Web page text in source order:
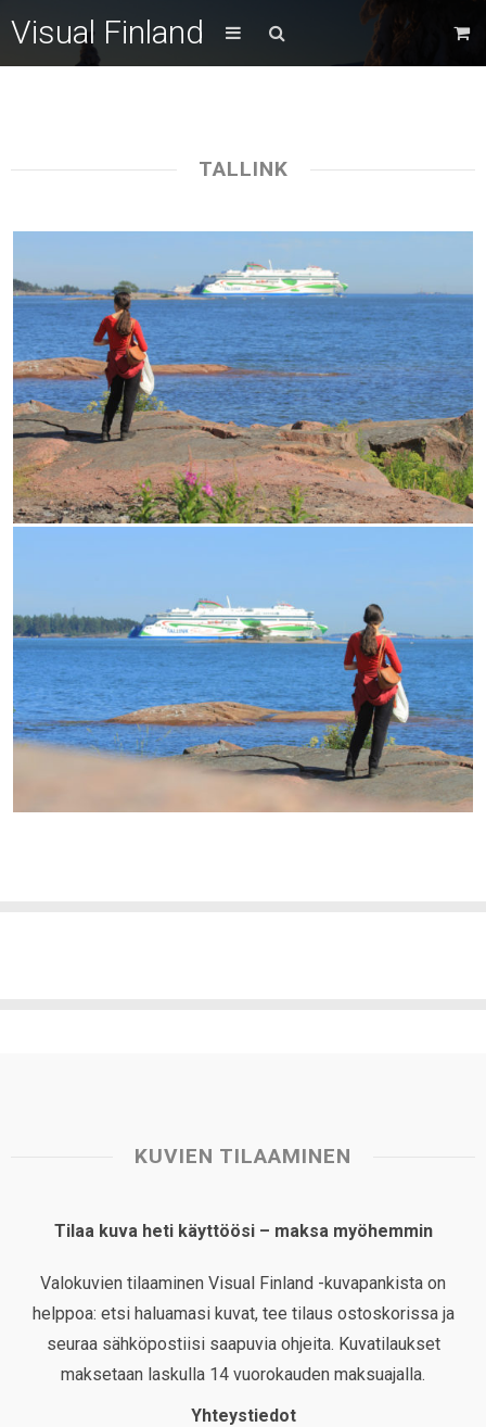
Visual Finland
TALLINK
KUVIEN TILAAMINEN
Tilaa kuva heti käyttöösi – maksa myöhemmin
Valokuvien tilaaminen Visual Finland -kuvapankista on
helppoa: etsi haluamasi kuvat, tee tilaus ostoskorissa ja
seuraa sähköpostiisi saapuvia ohjeita. Kuvatilaukset
maksetaan laskulla 14 vuorokauden maksuajalla.
Yhteystiedot